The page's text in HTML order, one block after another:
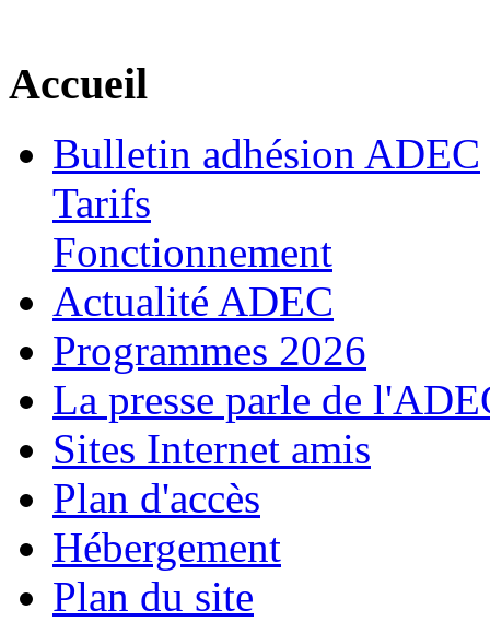
Accueil
Bulletin adhésion ADEC
Tarifs
Fonctionnement
Actualité ADEC
Programmes 2026
La presse parle de
Sites Internet amis
Plan d'accès
Hébergement
Plan du site